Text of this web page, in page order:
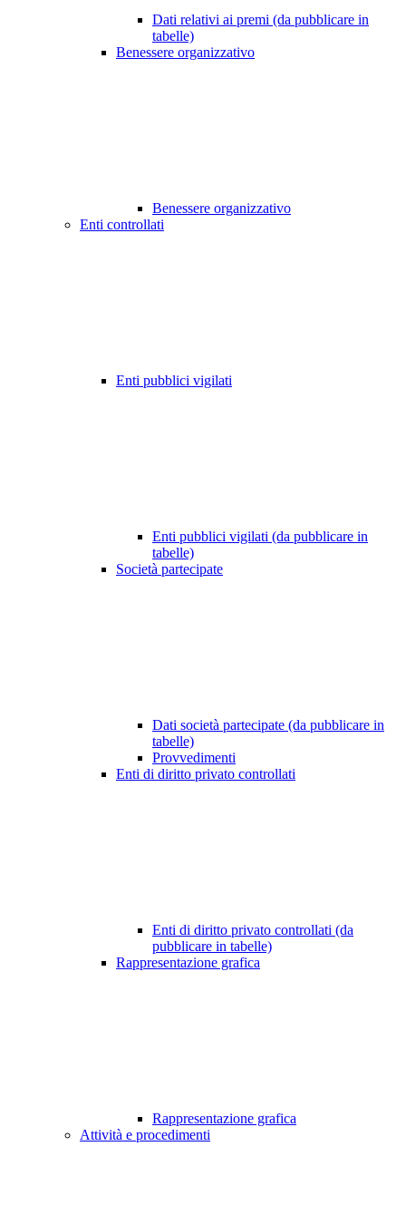
Dati relativi ai premi (da pubblicare in
tabelle)
Benessere organizzativo
Benessere organizzativo
Enti controllati
Enti pubblici vigilati
Enti pubblici vigilati (da pubblicare in
tabelle)
Società partecipate
Dati società partecipate (da pubblicare in
tabelle)
Provvedimenti
Enti di diritto privato controllati
Enti di diritto privato controllati (da
pubblicare in tabelle)
Rappresentazione grafica
Rappresentazione grafica
Attività e procedimenti